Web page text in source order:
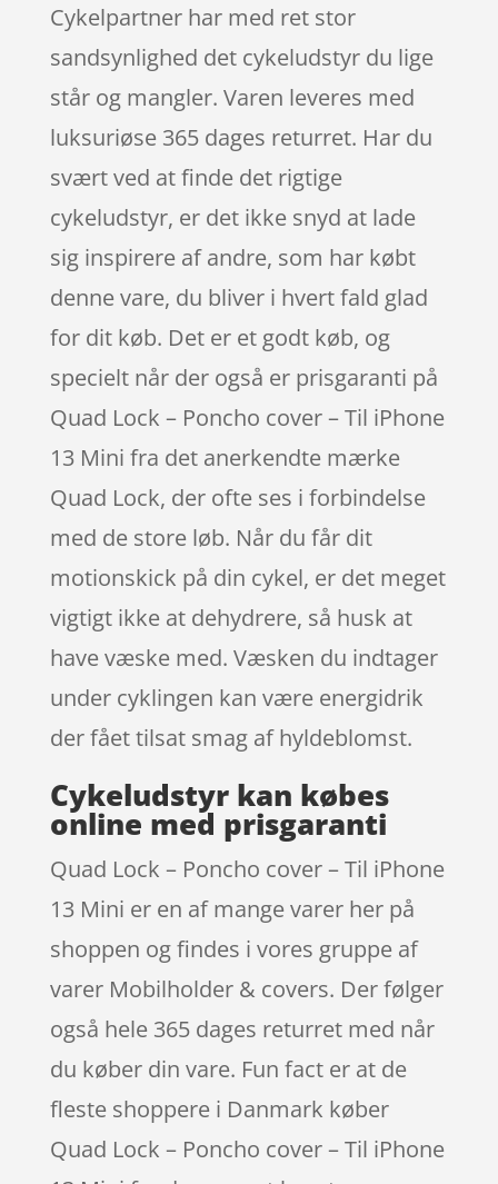
Cykelpartner har med ret stor
sandsynlighed det cykeludstyr du lige
står og mangler. Varen leveres med
luksuriøse 365 dages returret. Har du
svært ved at finde det rigtige
cykeludstyr, er det ikke snyd at lade
sig inspirere af andre, som har købt
denne vare, du bliver i hvert fald glad
for dit køb. Det er et godt køb, og
specielt når der også er prisgaranti på
Quad Lock – Poncho cover – Til iPhone
13 Mini fra det anerkendte mærke
Quad Lock, der ofte ses i forbindelse
med de store løb. Når du får dit
motionskick på din cykel, er det meget
vigtigt ikke at dehydrere, så husk at
have væske med. Væsken du indtager
under cyklingen kan være energidrik
der fået tilsat smag af hyldeblomst.
Cykeludstyr kan købes
online med prisgaranti
Quad Lock – Poncho cover – Til iPhone
13 Mini er en af mange varer her på
shoppen og findes i vores gruppe af
varer Mobilholder & covers. Der følger
også hele 365 dages returret med når
du køber din vare. Fun fact er at de
fleste shoppere i Danmark køber
Quad Lock – Poncho cover – Til iPhone